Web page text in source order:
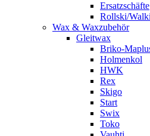
Ersatzschäfte
Rollski/
Wax & Waxzubehör
Gleitwax
Briko-
Holmenkol
HWK
Rex
Skigo
Start
Swix
Toko